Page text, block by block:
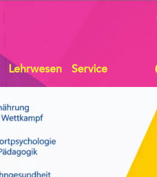
Lehrwesen Service